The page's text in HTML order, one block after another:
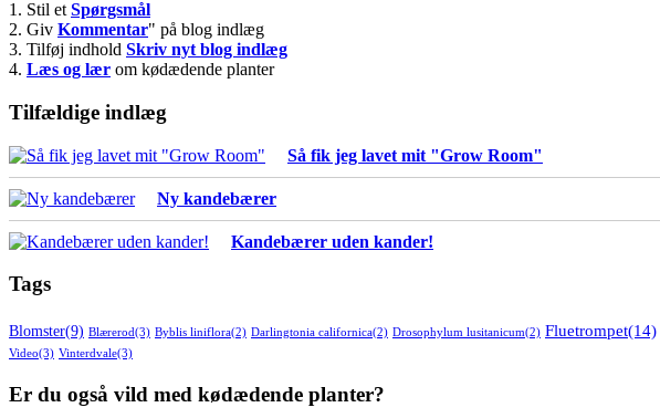
1. Stil et Spørgsmål
2. Giv Kommentar" på blog indlæg
3. Tilføj indhold Skriv nyt blog indlæg
4. Læs og lær om kødædende planter
Tilfældige indlæg
Så fik jeg lavet mit "Grow Room"
Ny kandebærer
Kandebærer uden kander!
Tags
Blomster(9) Blærerod(3) Byblis liniflora(2) Darlingtonia californica(2) Drosophylum lusitanicum(2) Fluetrompet(14)
Video(3) Vinterdvale(3)
Er du også vild med kødædende planter?